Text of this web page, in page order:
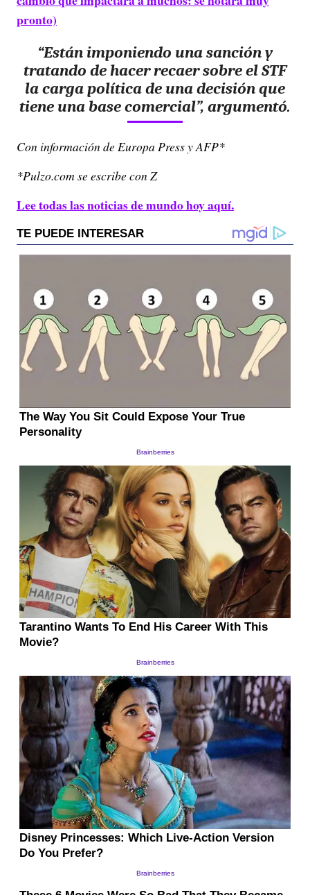
pronto)
“Están imponiendo una sanción y
tratando de hacer recaer sobre el STF
la carga política de una decisión que
tiene una base comercial”, argumentó.
Con información de Europa Press y AFP*
*Pulzo.com se escribe con Z
Lee todas las noticias de mundo hoy aquí.